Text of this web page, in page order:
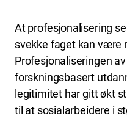
At profesjonalisering
svekke faget kan være
Profesjonaliseringen
forskningsbasert
legitimitet har gitt økt
til at sosialarbeidere i